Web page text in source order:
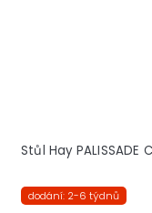
Stůl Hay PALISSADE
dodání: 2-6 týdnů